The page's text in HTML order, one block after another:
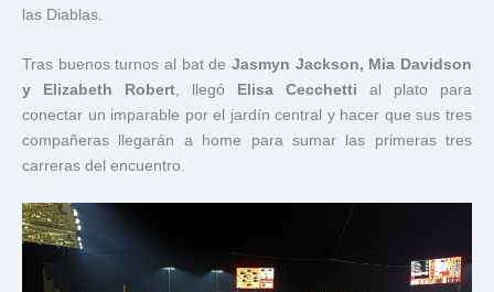
las Diablas.
Tras buenos turnos al bat de Jasmyn Jackson, Mia Davidson
y Elizabeth Robert, llegó Elisa Cecchetti al plato para
conectar un imparable por el jardín central y hacer que sus tres
compañeras llegarán a home para sumar las primeras tres
carreras del encuentro.